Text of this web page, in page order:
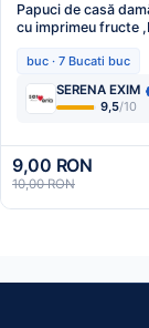
Papuci de casă
buc · 7 Bucati buc
SERENA EXIM
9,5/10
9,00 RON
10,00 RON